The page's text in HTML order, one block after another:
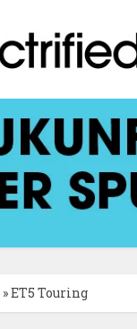
»ET5 Touring